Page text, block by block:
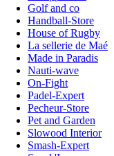
Golf and co
Handball-Store
House of Rugby
La sellerie de Maé
Made in Paradis
Nauti-wave
On-Fight
Padel-Expert
Pecheur-Store
Pet and Garden
Slowood Interior
Smash-Expert